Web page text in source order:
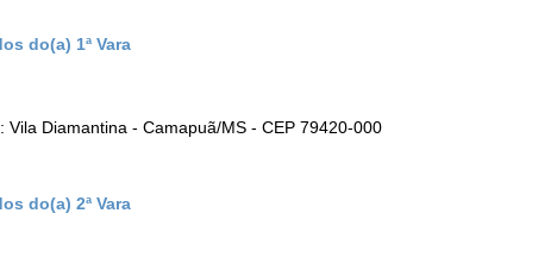
do(a) 1ª Vara
Vila Diamantina - Camapuã/MS - CEP 79420-000
do(a) 2ª Vara